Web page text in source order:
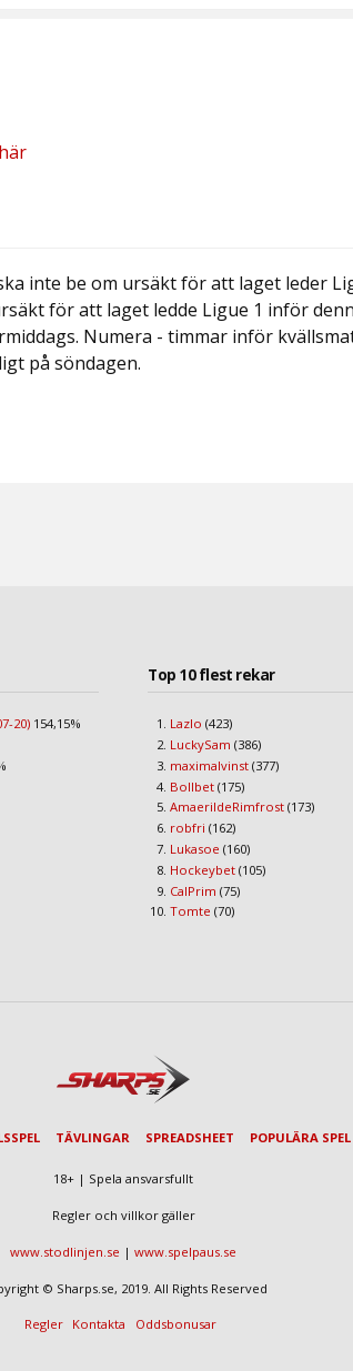
inte be om ursäkt för att laget leder
för att laget ledde Ligue 1 inför
Numera - timmar inför
på söndagen.
20) 154,15%
Top 10 flest rekar
Lazlo (423)
LuckySam (386)
maximalvinst (377)
Bollbet (175)
AmaerildeRimfrost (173)
robfri (162)
Lukasoe (160)
Hockeybet (105)
CalPrim (75)
Tomte (70)
TÄVLINGAR SPREADSHEET POPULÄRA SPEL
18+ | Spela ansvarsfullt
Regler och villkor gäller
www.stodlinjen.se | www.spelpaus.se
© Sharps.se, 2019. All Rights Reserved
Regler Kontakta Oddsbonusar